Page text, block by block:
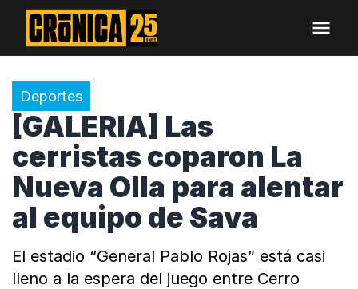
Deportes
[GALERIA] Las
cerristas coparon La
Nueva Olla para alentar
al equipo de Sava
El estadio “General Pablo Rojas” está casi
lleno a la espera del juego entre Cerro